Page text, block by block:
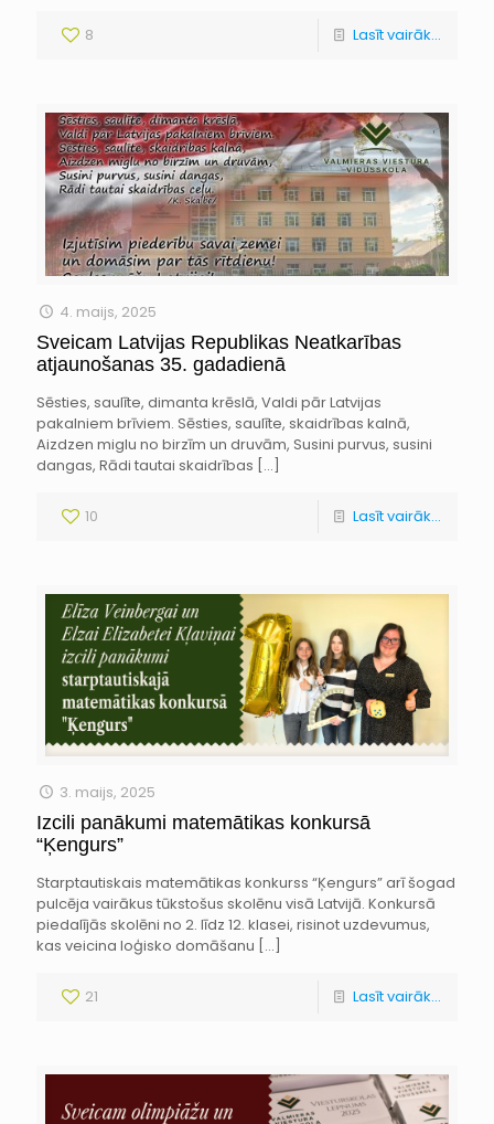
8 Lasīt vairāk...
4. maijs, 2025
Sveicam Latvijas Republikas Neatkarības
atjaunošanas 35. gadadienā
Sēsties, saulīte, dimanta krēslā, Valdi pār Latvijas
pakalniem brīviem. Sēsties, saulīte, skaidrības kalnā,
Aizdzen miglu no birzīm un druvām, Susini purvus, susini
dangas, Rādi tautai skaidrības […]
10 Lasīt vairāk...
3. maijs, 2025
Izcili panākumi matemātikas konkursā
“Ķengurs”
Starptautiskais matemātikas konkurss “Ķengurs” arī šogad
pulcēja vairākus tūkstošus skolēnu visā Latvijā. Konkursā
piedalījās skolēni no 2. līdz 12. klasei, risinot uzdevumus,
kas veicina loģisko domāšanu […]
21 Lasīt vairāk...